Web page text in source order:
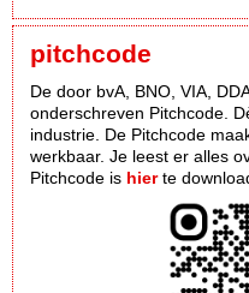
pitchcode
De door bvA, BNO, VIA,
onderschreven Pitchcode.
industrie. De Pitchcode
werkbaar. Je leest er alles
Pitchcode is hierte